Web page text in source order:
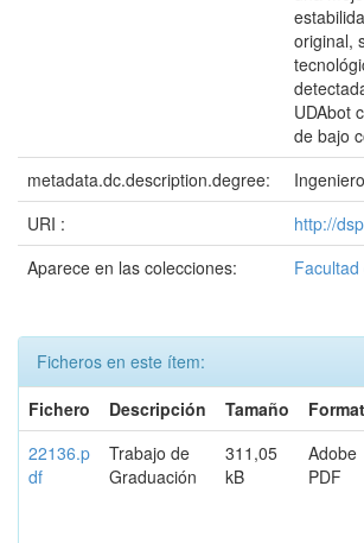
original,
UDAbot
de bajo
metadata.dc.description.degree:
URI :
http://
Aparece en las colecciones:
Ficheros en este ítem:
Fichero
Descripción Tamaño
22136.p
df
Trabajo de
Graduación
311,05
kB
Adobe
PDF